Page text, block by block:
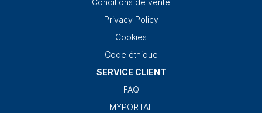
Conditions de vente
Privacy Policy
Cookies
Code éthique
SERVICE CLIENT
FAQ
MYPORTAL